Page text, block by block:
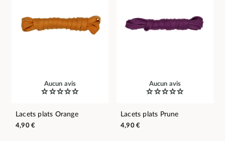
Aucun avis
Lacets plats Orange
4,90 €
Aucun avis
Lacets plats Prune
4,90 €